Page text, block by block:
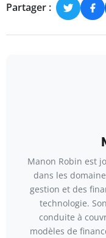
Partager :
Manon Robin est
dans les
gestion et des
technologie.
conduite à
modèles de